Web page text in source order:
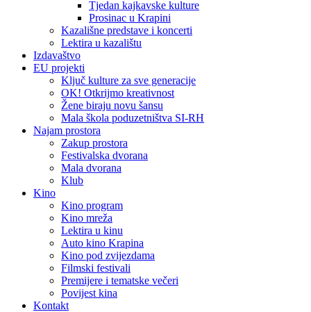
Tjedan kajkavske kulture
Prosinac u Krapini
Kazališne predstave i koncerti
Lektira u kazalištu
Izdavaštvo
EU projekti
Ključ kulture za sve generacije
OK! Otkrijmo kreativnost
Žene biraju novu šansu
Mala škola poduzetništva SI-RH
Najam prostora
Zakup prostora
Festivalska dvorana
Mala dvorana
Klub
Kino
Kino program
Kino mreža
Lektira u kinu
Auto kino Krapina
Kino pod zvijezdama
Filmski festivali
Premijere i tematske večeri
Povijest kina
Kontakt